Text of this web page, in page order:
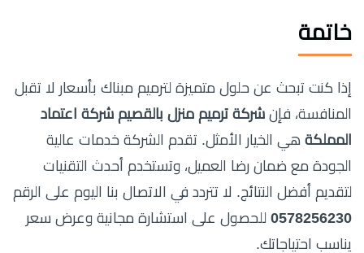
خاتمة
إذا كنت تبحث عن حلول متميزة لترميم مبناك بأسعار لا تقبل
المنافسة، فإن شركة ترميم منزل بالقصيم شركة اعتماد
المملكة هي الخيار الأمثل. تقدم الشركة خدمات عالية
الجودة مع ضمان رضا العميل، وتستخدم أحدث التقنيات
لتقديم أفضل النتائج. لا تتردد في الاتصال بنا اليوم على الرقم
0578256230 للحصول على استشارة مجانية وعرض سعر
يناسب احتياجاتك.